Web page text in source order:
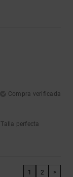
Compra verificada
perfecta
1 2 >